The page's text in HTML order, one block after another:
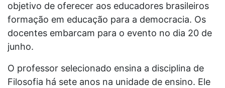
objetivo de oferecer aos educadores brasileiros
formação em educação para a democracia. Os
docentes embarcam para o evento no dia 20 de
junho.
O professor selecionado ensina a disciplina de
Filosofia há sete anos na unidade de ensino. Ele